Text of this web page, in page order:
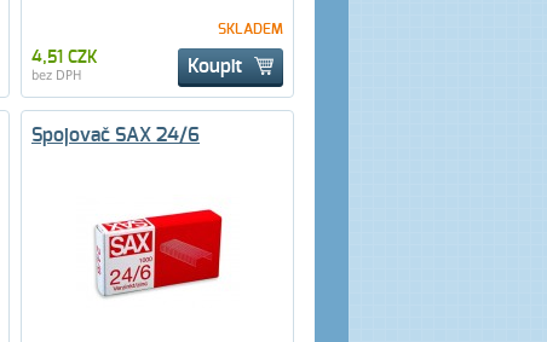
Koupit
SKLADEM
4,51 CZK
bez DPH
Spojovač SAX 24/6